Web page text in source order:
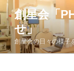
ン
テ
ン
ツ
創星会「
せ」
創星会の日々の様子